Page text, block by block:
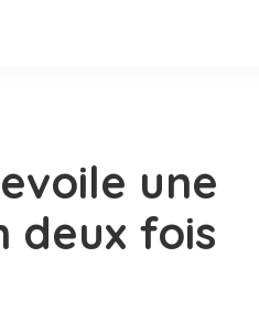
une
deux fois